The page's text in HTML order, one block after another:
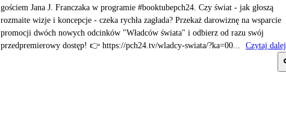
gościem Jana J. Franczaka w programie #booktubepch24. Czy świat - jak głoszą
rozmaite wizje i koncepcje - czeka rychła zagłada? Przekaż darowiznę na wsparcie
promocji dwóch nowych odcinków "Władców świata" i odbierz od razu swój
przedpremierowy dostęp! 👉 https://pch24.tv/wladcy-swiata/?ka=00...
Czytaj dalej